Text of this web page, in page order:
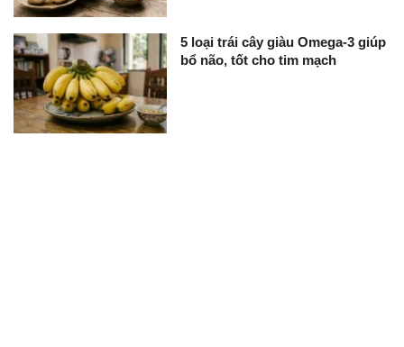
5 loại trái cây giàu Omega-3 giúp
bổ não, tốt cho tim mạch